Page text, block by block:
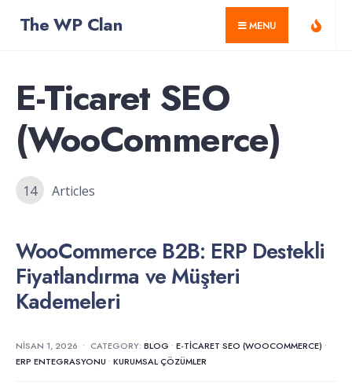
The WP Clan MENU
E-Ticaret SEO
(WooCommerce)
14 Articles
WooCommerce B2B: ERP Destekli
Fiyatlandırma ve Müşteri
Kademeleri
NISAN 1, 2026 • CATEGORY: BLOG • E-TICARET SEO (WOOCOMMERCE) •
ERP ENTEGRASYONU • KURUMSAL ÇÖZÜMLER